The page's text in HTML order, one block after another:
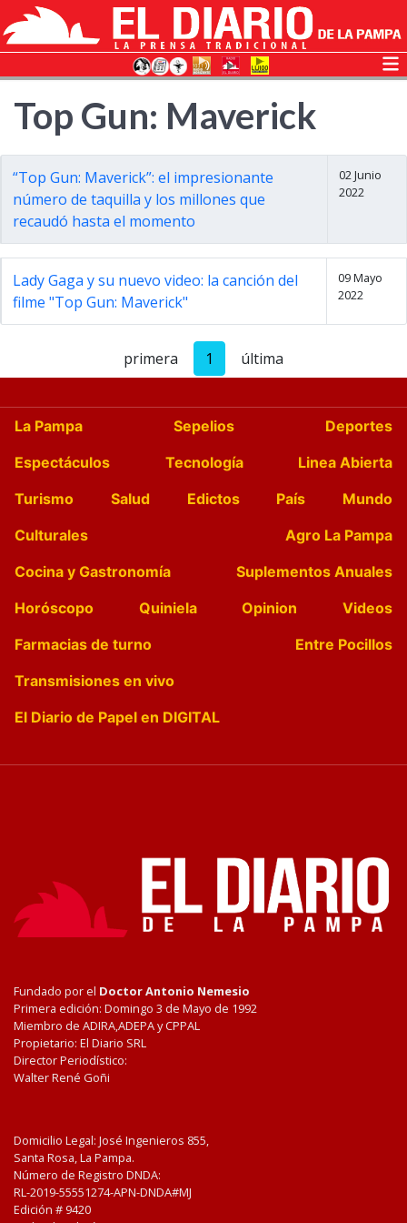
Top Gun: Maverick
“Top Gun: Maverick”: el impresionante
número de taquilla y los millones que
recaudó hasta el momento
02 Junio
2022
Lady Gaga y su nuevo video: la canción del
filme "Top Gun: Maverick"
09 Mayo
2022
primera 1 última
La Pampa Sepelios
Deportes
Espectáculos
Tecnología
Linea Abierta
Turismo
Salud Edictos País
Mundo
Culturales
Agro La Pampa
Cocina y Gastronomía
Suplementos Anuales
Horóscopo
Quiniela Opinion
Videos
Farmacias de turno
Entre Pocillos
Transmisiones en vivo
El Diario de Papel en DIGITAL
Fundado por el Doctor Antonio Nemesio
Primera edición: Domingo 3 de Mayo de 1992
Miembro de ADIRA,ADEPA y CPPAL
Propietario: El Diario SRL
Director Periodístico:
Walter René Goñi
Domicilio Legal: José Ingenieros 855,
Santa Rosa, La Pampa.
Número de Registro DNDA:
RL-2019-55551274-APN-DNDA#MJ
Edición # 9420